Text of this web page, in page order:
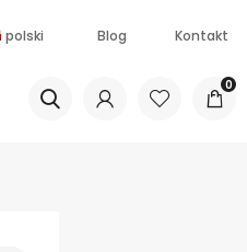
polski Blog Kontakt
0